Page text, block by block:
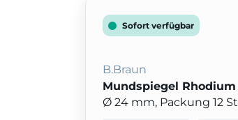
Sofort verfügbar
B.Braun
Mundspiegel Rhodium
Ø 24 mm, Packung 12